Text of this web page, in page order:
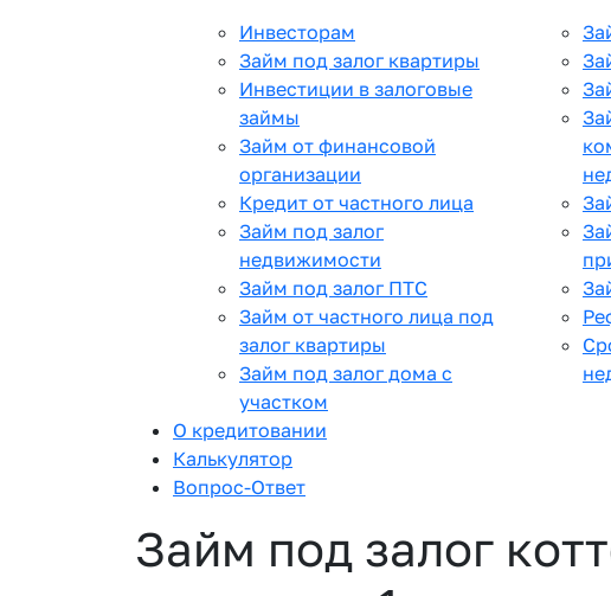
Инвесторам
Займ под залог квартиры
Инвестиции в залоговые
займы
Займ от финансовой
организации
Кредит от частного лица
Займ под залог
недвижимости
Займ под залог ПТС
Займ от частного лица под
залог квартиры
Займ под залог дома с
участком
О кредитовании
Калькулятор
Вопрос-Ответ
Займ под залог